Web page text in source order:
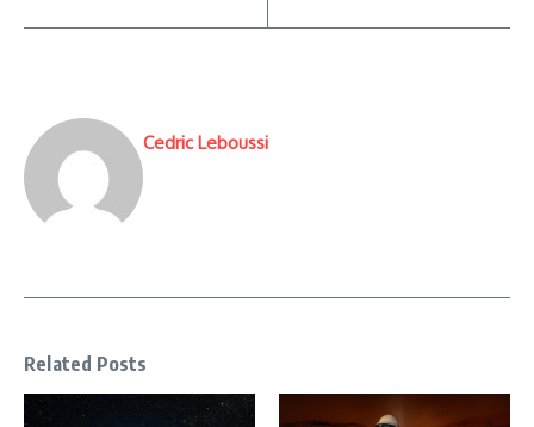
Cedric Leboussi
Related Posts